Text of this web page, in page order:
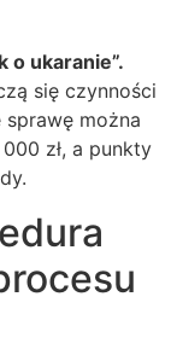
o ukaranie”.
się czynności
sprawę można
zł, a punkty